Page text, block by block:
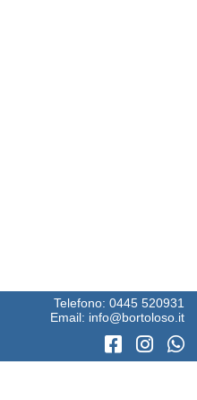
Telefono: 0445 520931
Email: info@bortoloso.it